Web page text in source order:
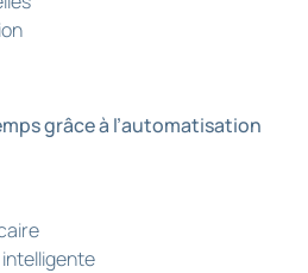
grâce à l’automatisation